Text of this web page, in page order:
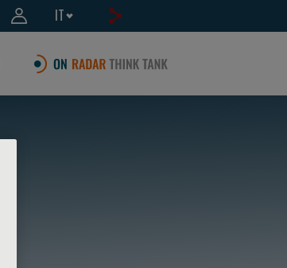
IT